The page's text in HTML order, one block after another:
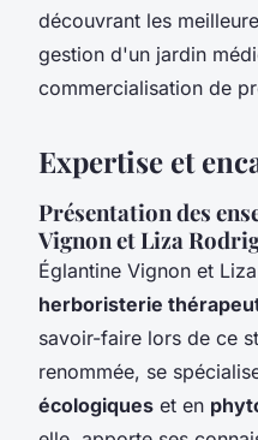
découvrant les
gestion d'un jardin
commercialisation de
Expertise et
Présentation des
Vignon et Liza
Églantine Vignon et
herboristerie
savoir-faire lors de ce
renommée, se
écologiques et en